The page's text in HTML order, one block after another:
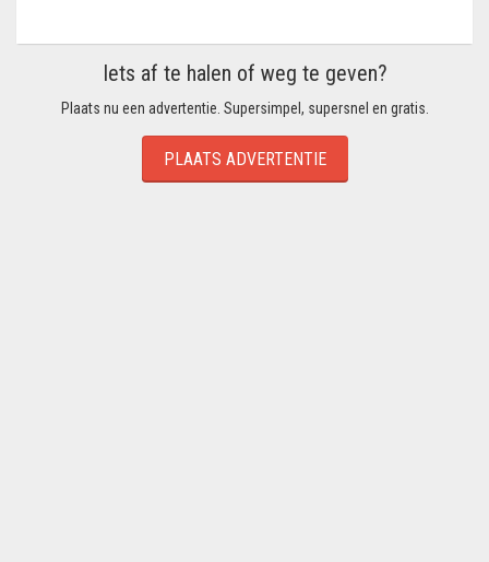
Iets af te halen of weg te geven?
Plaats nu een advertentie. Supersimpel, supersnel en gratis.
PLAATS ADVERTENTIE